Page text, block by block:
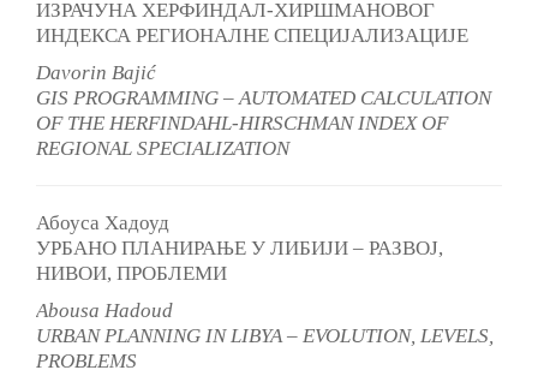
ИЗРАЧУНА ХЕРФИНДАЛ-ХИРШМАНОВОГ
ИНДЕКСА РЕГИОНАЛНЕ СПЕЦИЈАЛИЗАЦИЈЕ
Davorin Bajić
GIS PROGRAMMING – AUTOMATED CALCULATION
OF THE HERFINDAHL-HIRSCHMAN INDEX OF
REGIONAL SPECIALIZATION
Абоуса Хадоуд
УРБАНО ПЛАНИРАЊЕ У ЛИБИЈИ – РАЗВОЈ,
НИВОИ, ПРОБЛЕМИ
Abousa Hadoud
URBAN PLANNING IN LIBYA – EVOLUTION, LEVELS,
PROBLEMS